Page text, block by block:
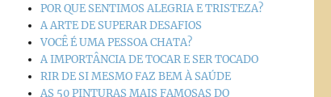
POR QUE SENTIMOS ALEGRIA E TRISTEZA?
A ARTE DE SUPERAR DESAFIOS
VOCÊ É UMA PESSOA CHATA?
A IMPORTÂNCIA DE TOCAR E SER TOCADO
RIR DE SI MESMO FAZ BEM À SAÚDE
AS 50 PINTURAS MAIS FAMOSAS DO